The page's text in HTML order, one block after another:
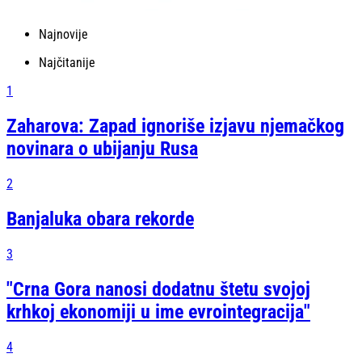
Najnovije
Najčitanije
1
Zaharova: Zapad ignoriše izjavu njemačkog
novinara o ubijanju Rusa
2
Banjaluka obara rekorde
3
"Crna Gora nanosi dodatnu štetu svojoj
krhkoj ekonomiji u ime evrointegracija"
4